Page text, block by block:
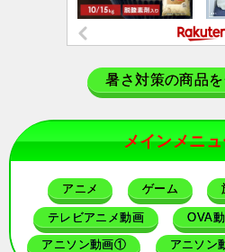
暑さ対策の商品
メインメニ
アニメ ゲーム
テレビアニメ動画 OVA
アニソン動画① アニソン